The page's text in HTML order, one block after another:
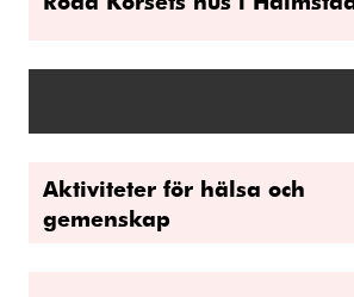
Aktiviteter för hälsa och
gemenskap